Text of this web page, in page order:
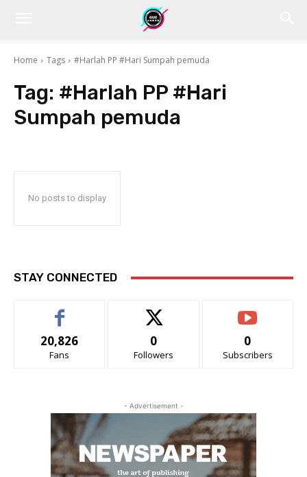
Home Tags #Harlah PP #Hari Sumpah pemuda
Tag: #Harlah PP #Hari
Sumpah pemuda
No posts to display
STAY CONNECTED
20,826
Fans
0
Followers
0
Subscribers
- Advertisement -